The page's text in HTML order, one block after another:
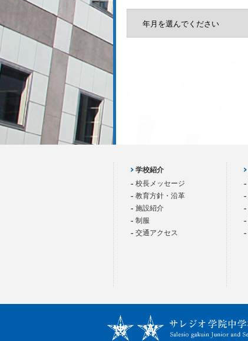
学校紹介
校長メッセージ
教育方針・沿革
施設紹介
制服
交通アクセス